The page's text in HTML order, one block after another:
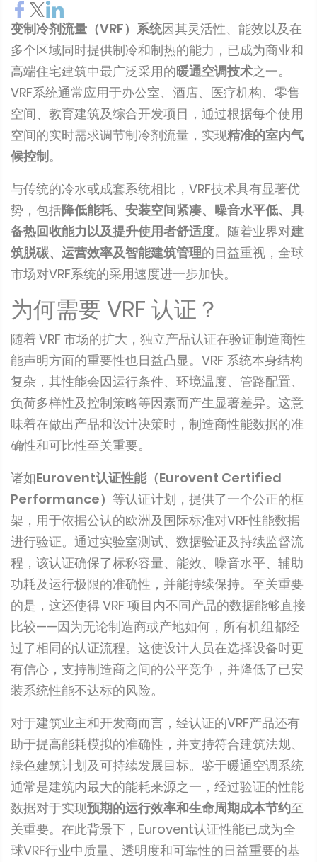
变制冷剂流量（VRF）系统因其灵活性、能效以及在
多个区域同时提供制冷和制热的能力，已成为商业和
高端住宅建筑中最广泛采用的暖通空调技术之一。
VRF系统通常应用于办公室、酒店、医疗机构、零售
空间、教育建筑及综合开发项目，通过根据每个使用
空间的实时需求调节制冷剂流量，实现精准的室内气
候控制。
与传统的冷水或成套系统相比，VRF技术具有显著优
势，包括降低能耗、安装空间紧凑、噪音水平低、具
备热回收能力以及提升使用者舒适度。随着业界对建
筑脱碳、运营效率及智能建筑管理的日益重视，全球
市场对VRF系统的采用速度进一步加快。
为何需要 VRF 认证？
随着 VRF 市场的扩大，独立产品认证在验证制造商性
能声明方面的重要性也日益凸显。VRF 系统本身结构
复杂，其性能会因运行条件、环境温度、管路配置、
负荷多样性及控制策略等因素而产生显著差异。这意
味着在做出产品和设计决策时，制造商性能数据的准
确性和可比性至关重要。
诸如Eurovent认证性能（Eurovent Certified
Performance） 等认证计划，提供了一个公正的框
架，用于依据公认的欧洲及国际标准对VRF性能数据
进行验证。通过实验室测试、数据验证及持续监督流
程，该认证确保了标称容量、能效、噪音水平、辅助
功耗及运行极限的准确性，并能持续保持。至关重要
的是，这还使得 VRF 项目内不同产品的数据能够直接
比较——因为无论制造商或产地如何，所有机组都经
过了相同的认证流程。这使设计人员在选择设备时更
有信心，支持制造商之间的公平竞争，并降低了已安
装系统性能不达标的风险。
对于建筑业主和开发商而言，经认证的VRF产品还有
助于提高能耗模拟的准确性，并支持符合建筑法规、
绿色建筑计划及可持续发展目标。鉴于暖通空调系统
通常是建筑内最大的能耗来源之一，经过验证的性能
数据对于实现预期的运行效率和生命周期成本节约至
关重要。在此背景下，Eurovent认证性能已成为全
球VRF行业中质量、透明度和可靠性的日益重要的基